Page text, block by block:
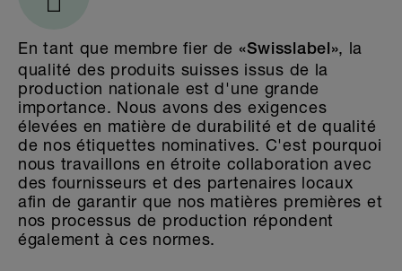
En tant que membre fier de «Swisslabel», la
qualité des produits suisses issus de la
production nationale est d'une grande
importance. Nous avons des exigences
élevées en matière de durabilité et de qualité
de nos étiquettes nominatives. C'est pourquoi
nous travaillons en étroite collaboration avec
des fournisseurs et des partenaires locaux
afin de garantir que nos matières premières et
nos processus de production répondent
également à ces normes.